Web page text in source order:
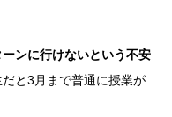
ーンに行けないという不安
と3月まで普通に授業が